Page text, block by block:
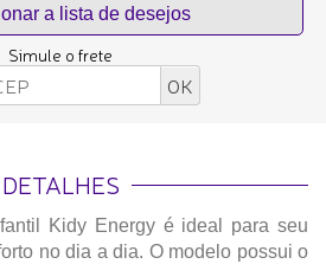
Simule o frete
DETALHES
Kidy Energy é ideal para seu
no dia a dia. O modelo possui o